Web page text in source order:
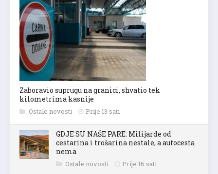
Zaboravio suprugu na granici, shvatio tek
kilometrima kasnije
Ostale novosti Prije 13 sati
GDJE SU NAŠE PARE: Milijarde od
cestarina i trošarina nestale, a autocesta
nema
Ostale novosti Prije 16 sati